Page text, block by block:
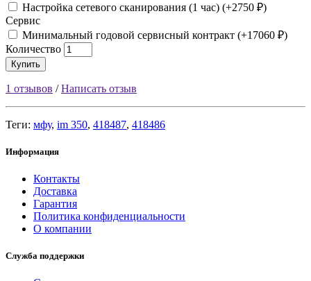
Настройка сетевого сканирования (1 час) (+2750 ₽)
Сервис
Минимальный годовой сервисный контракт (+17060 ₽)
Количество
Купить
1 отзывов /Написать отзыв
Теги: мфу, im 350, 418487, 418486
Информация
Контакты
Доставка
Гарантия
Политика конфиденциальности
О компании
Служба поддержки